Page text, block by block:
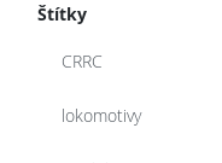
Štítky
CRRC
lokomotivy